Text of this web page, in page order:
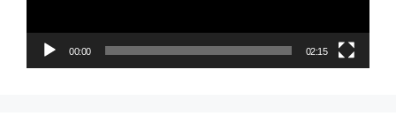
00:00 02:15